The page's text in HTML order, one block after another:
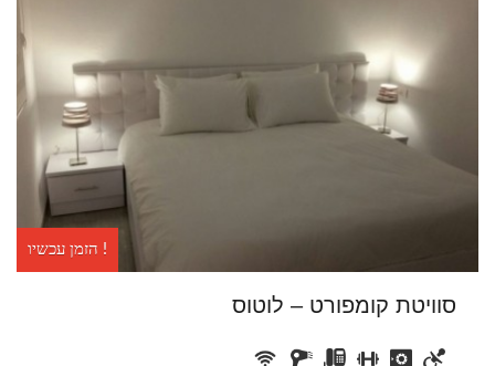
סוויטת קומפורט – לוטוס
הזמן עכשיו !